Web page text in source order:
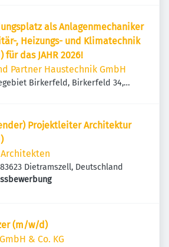
als Anlagenmechaniker
, Heizungs- und Klimatechnik
das JAHR 2026!
Partner Haustechnik GmbH
Birkerfeld, Birkerfeld 34,
Projektleiter Architektur
Dietramszell, Deutschland
(m/w/d)
& Co. KG